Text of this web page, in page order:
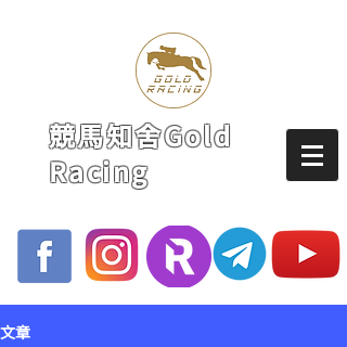
競馬知舍Gold
Racing
文章